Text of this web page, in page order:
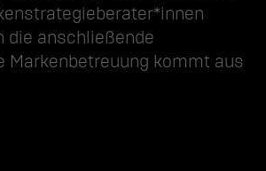
die anschließende
Markenbetreuung kommt aus